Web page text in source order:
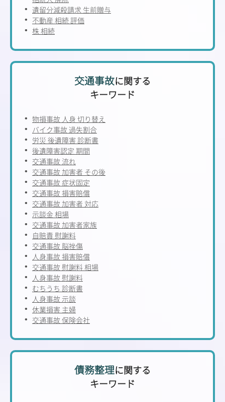
遺留分減殺請求 生前贈与
不動産 相続 評価
株 相続
交通事故に関する
キーワード
物損事故 人身 切り替え
バイク事故 過失割合
労災 後遺障害 診断書
後遺障害認定 期間
交通事故 流れ
交通事故 加害者 その後
交通事故 症状固定
交通事故 損害賠償
交通事故 加害者 対応
示談金 相場
交通事故 加害者家族
自賠責 慰謝料
交通事故 脳挫傷
人身事故 損害賠償
交通事故 慰謝料 相場
人身事故 慰謝料
むちうち 診断書
人身事故 示談
休業損害 主婦
交通事故 保険会社
債務整理に関する
キーワード